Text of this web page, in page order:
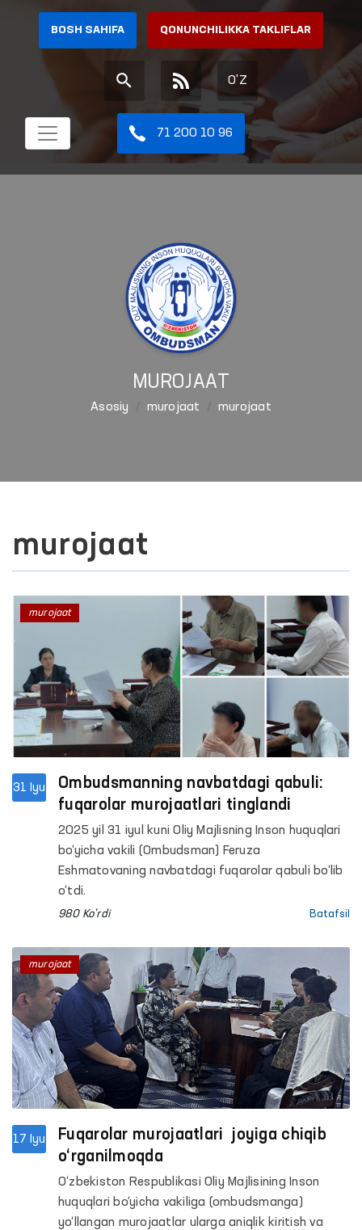
BOSH SAHIFA QONUNCHILIKKA TAKLIFLAR
O'Z
71 200 10 96
MUROJAAT
Asosiy murojaat murojaat
murojaat
31 Iyu
Ombudsmanning navbatdagi qabuli:
fuqarolar murojaatlari tinglandi
2025 yil 31 iyul kuni Oliy Majlisning Inson huquqlari
bo‘yicha vakili (Ombudsman) Feruza
Eshmatovaning navbatdagi fuqarolar qabuli bo‘lib
o‘tdi.
980 Ko'rdi Batafsil
murojaat
17 Iyu
Fuqarolar murojaatlari joyiga chiqib
o‘rganilmoqda
O‘zbekiston Respublikasi Oliy Majlisining Inson
huquqlari bo‘yicha vakiliga (ombudsmanga)
yo‘llangan murojaatlar ularga aniqlik kiritish va
murojaat